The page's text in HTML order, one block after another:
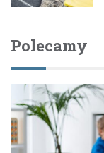
Polecamy